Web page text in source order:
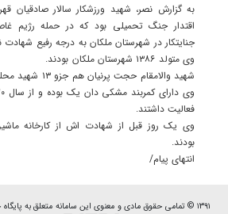
به گزارش نصر، شهید ورزشکار سالار صادقیان
اقتدار جنگ تحمیلی بود که در حمله رژیم
جنایتکار در شهرستان ملکان به درجه رفیع شهادت
وی متولد ۱۳۸۶ شهرستان ملکان بودند.
شهید والامقام حجت پرنیان هم جزو ۱۳ شهید محله قراملک بود.
فعالیت داشتند.
وی یک روز قبل از شهادت اش از کارخانه
بودند.
انتهای پیام/
۱۳۹۱ © تمامی حقوق مادی و معنوی این سامانه متعلق به پایگاه خبری - تحلیلی نصرنیوز می باشد.